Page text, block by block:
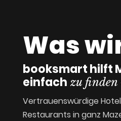
Was
booksmart hilft
einfach zu finden
Vertrauenswürdige
Restaurants in ganz